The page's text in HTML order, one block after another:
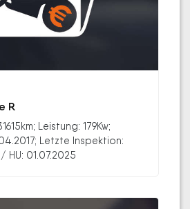
R
Leistung: 179Kw;
Letzte Inspektion:
HU: 01.07.2025